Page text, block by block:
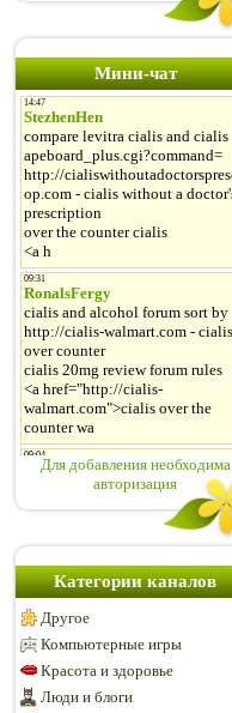
Мини-чат
Для добавления необходима
авторизация
Категории каналов
Другое
Компьютерные игры
Красота и здоровье
Люди и блоги